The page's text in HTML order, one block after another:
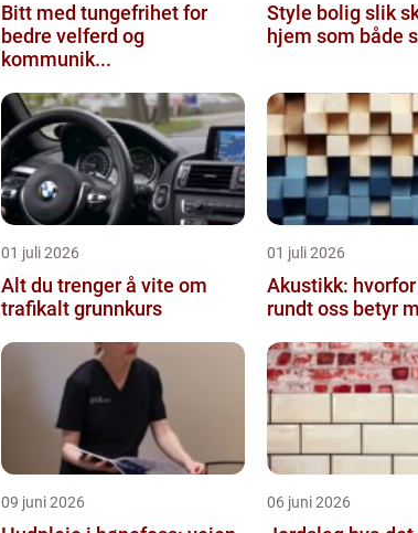
Bitt med tungefrihet for
bedre velferd og
kommunik...
Style bolig slik skaper du et
hjem som både
01 juli 2026
Alt du trenger å vite om
trafikalt grunnkurs
01 juli 2026
Akustikk:
rundt oss betyr
09 juni 2026 06 juni 2026